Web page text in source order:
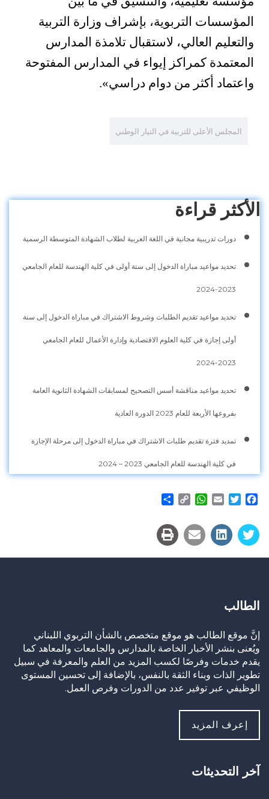
المؤسسات التربوية، بإشراف وزارة التربية
والتعليم العالي، لاستقبال تلامذة المدارس
المعتمدة كمراكز إيواء في المدارس المفتوحة
واعتماد أكثر من دوام دراسي».
المجلس الأعلى للتربية في التيار الوطني
الأكثر قراءة
دورات تدريبية مجانية في اللغة العربية لطلاب الشهادة المتوسطة الرسمية
تحديد مواعيد مباراة الدخول إلى سنة أولى في كلية الهندسة للعام الجامعي
2023-2024
تحديد مواعيد تقديم الطلبات وشروط الاشتراك في مباراة الدخول إلى سنة
أولى إجازة في كلية العلوم الاقتصادية وإدارة الأعمال للعام الجامعي
2023-2024
تحديد مواعيد مناقشة أسس التصحيح لمسابقات الشهادة الثانوية العامة
بفروعها الأربعة للعام 2023 الدورة العادية
تمديد فترة تقديم طلبات الاشتراك في مباراة الدخول إلى مرحلة الإجازة
في كلية الهندسة للعام الجامعي 2023 – 2024
Facebook
Twitter
Email
WhatsApp
Copy
الطالب
إنَّ موقع الطالب هو موقع متخصص بالشأن التربوي اللبناني
ويُعنى بنشر الأخبار الخاصة بالمدارس والجامعات والمعاهد كما
يقدم خدمات وفرصًا لكسب المزيد من العلم والمعرفة في سبيل
تطوير الذات وبناء الثقة بالنفس، بالإضافة إلى تحسين المستوى
الوظيفي عبر توفير عدد من الدورات وفرص العمل.
إعرف المزيد
آخر التحديثات